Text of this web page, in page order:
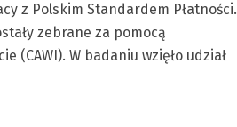
z Polskim Standardem Płatności.
zebrane za pomocą
W badaniu wzięło udział